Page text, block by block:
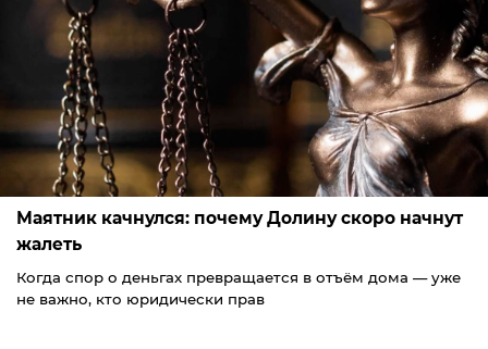
Маятник качнулся: почему Долину скоро начнут
жалеть
Когда спор о деньгах превращается в отъём дома — уже
не важно, кто юридически прав